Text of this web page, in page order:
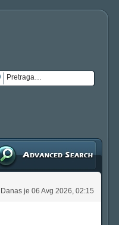
pretraga
Danas je 06 Avg 2026, 02:15